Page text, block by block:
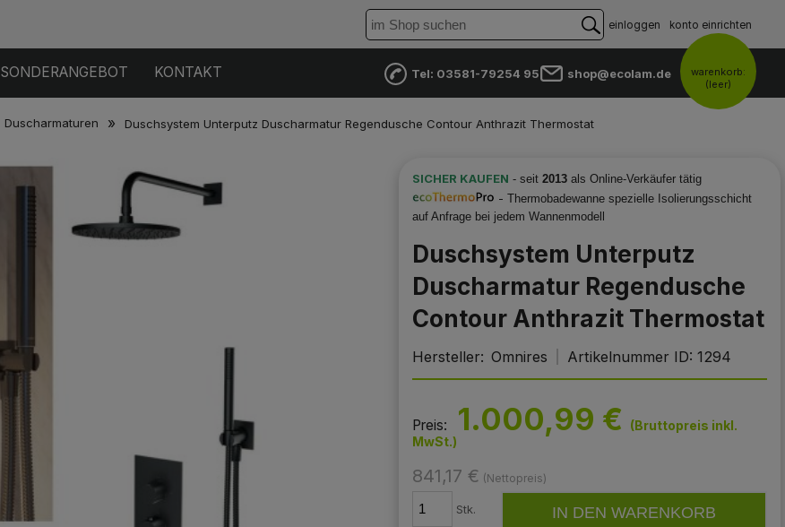
konto einrichten
einloggen
SONDERANGEBOT KONTAKT Tel: 03581-79254 95 shop@ecolam.de
warenkorb:
(leer)
Duscharmaturen » Duschsystem Unterputz Duscharmatur Regendusche Contour Anthrazit Thermostat
SICHER KAUFEN - seit 2013als Online-Verkäufer tätig
- Thermobadewanne spezielle Isolierungsschicht
auf Anfrage bei jedem Wannenmodell
Duschsystem Unterputz
Duscharmatur Regendusche
Contour Anthrazit Thermostat
Hersteller: Omnires Artikelnummer ID: 1294
Preis: 1.000,99 €
(Bruttopreis inkl.
MwSt.)
841,17 € (Nettopreis)
Stk. IN DEN WARENKORB